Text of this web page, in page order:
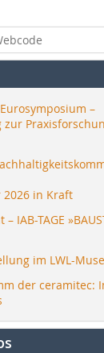
–
zur
2026 in Kraft
IAB-TAGE
im LWL-
der ceramitec: